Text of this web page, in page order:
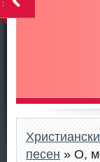
песен » О,